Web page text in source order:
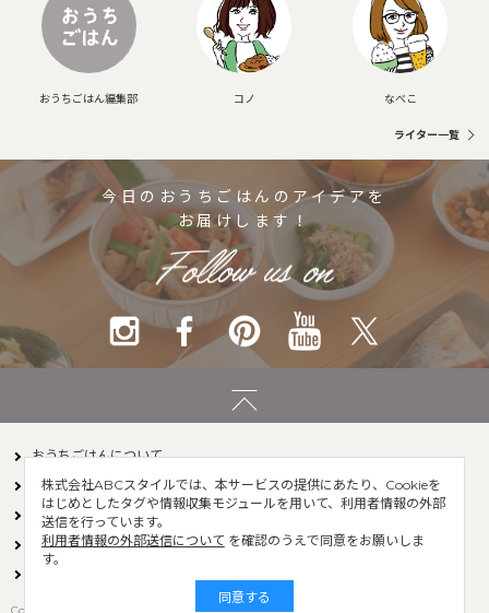
おうちごはん編集部 コノ なべこ
ライター一覧
株式会社ABCスタイルでは、本サービスの提供にあたり、Cookieを
はじめとしたタグや情報収集モジュールを用いて、利用者情報の外部
送信を行っています。
利用者情報の外部送信について を確認のうえで同意をお願いしま
す。
同意する
今日のおうちごはんのアイデアを
お届けします！
おうちごはんについて
ライター一覧
お問い合わせ
運営会社
サイト利用規約
利用者情報の外部送信について
おうちごはんLover会員規約